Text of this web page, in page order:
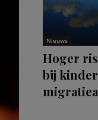
Nieuws
Hoger
bij